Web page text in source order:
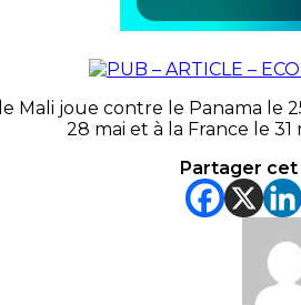
Mali joue contre le Panama
28 mai et à la France le
Partager